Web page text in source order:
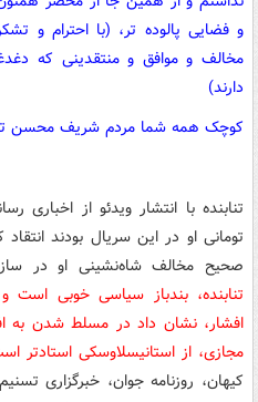
و فضایی پالوده تر، (با احترام و
مخالف و موافق و منتقدینی که
دارند)
کوچک همه شما مردم شریف محسن
تومانی او در این سریال بودند
صحیح مخالف شاه‌نشینی او در
تنابنده، بندباز سیاسی خوبی است
افشار، نشان داد در مسلط شدن به
مجازی، از استانیسلاوسکی استادتر
کیهان، روزنامه جوان، خبرگزاری